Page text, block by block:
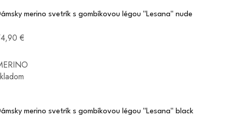
merino svetrík s gombíkovou légou "Lesana" nude
€
merino svetrík s gombíkovou légou "Lesana" black